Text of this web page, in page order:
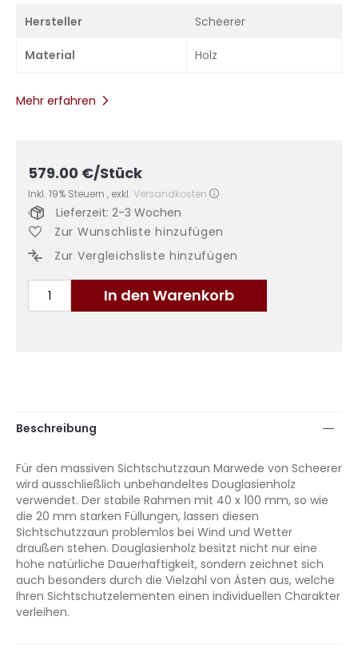
Hersteller Scheerer
Material Holz
Mehr erfahren
579.00 €/Stück
Inkl. 19% Steuern , exkl. Versandkosten
In den Warenkorb
Lieferzeit: 2-3 Wochen
Zur Wunschliste hinzufügen
Zur Vergleichsliste hinzufügen
Beschreibung
Für den massiven Sichtschutzzaun Marwede von Scheerer
wird ausschließlich unbehandeltes Douglasienholz
verwendet. Der stabile Rahmen mit 40 x 100 mm, so wie
die 20 mm starken Füllungen, lassen diesen
Sichtschutzzaun problemlos bei Wind und Wetter
draußen stehen. Douglasienholz besitzt nicht nur eine
hohe natürliche Dauerhaftigkeit, sondern zeichnet sich
auch besonders durch die Vielzahl von Ästen aus, welche
Ihren Sichtschutzelementen einen individuellen Charakter
verleihen.